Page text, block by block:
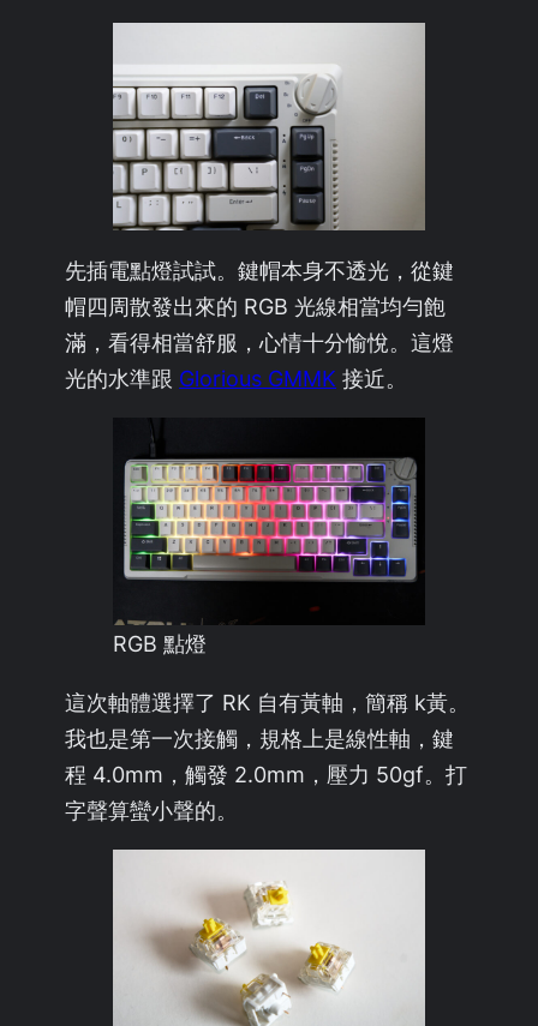
先插電點燈試試。鍵帽本身不透光，從鍵
帽四周散發出來的 RGB 光線相當均勻飽
滿，看得相當舒服，心情十分愉悅。這燈
光的水準跟 Glorious GMMK 接近。
RGB 點燈
這次軸體選擇了 RK 自有黃軸，簡稱 k黃。
我也是第一次接觸，規格上是線性軸，鍵
程 4.0mm，觸發 2.0mm，壓力 50gf。打
字聲算蠻小聲的。